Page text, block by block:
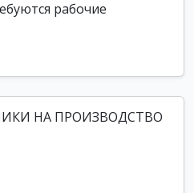
рабочие
НА ПРОИЗВОДСТВО